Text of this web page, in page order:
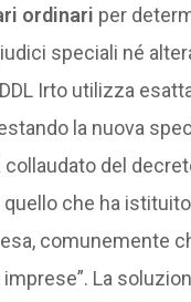
ordinari per
speciali né
Irto utilizza
la nuova
collaudato del
che ha
comunemente
La